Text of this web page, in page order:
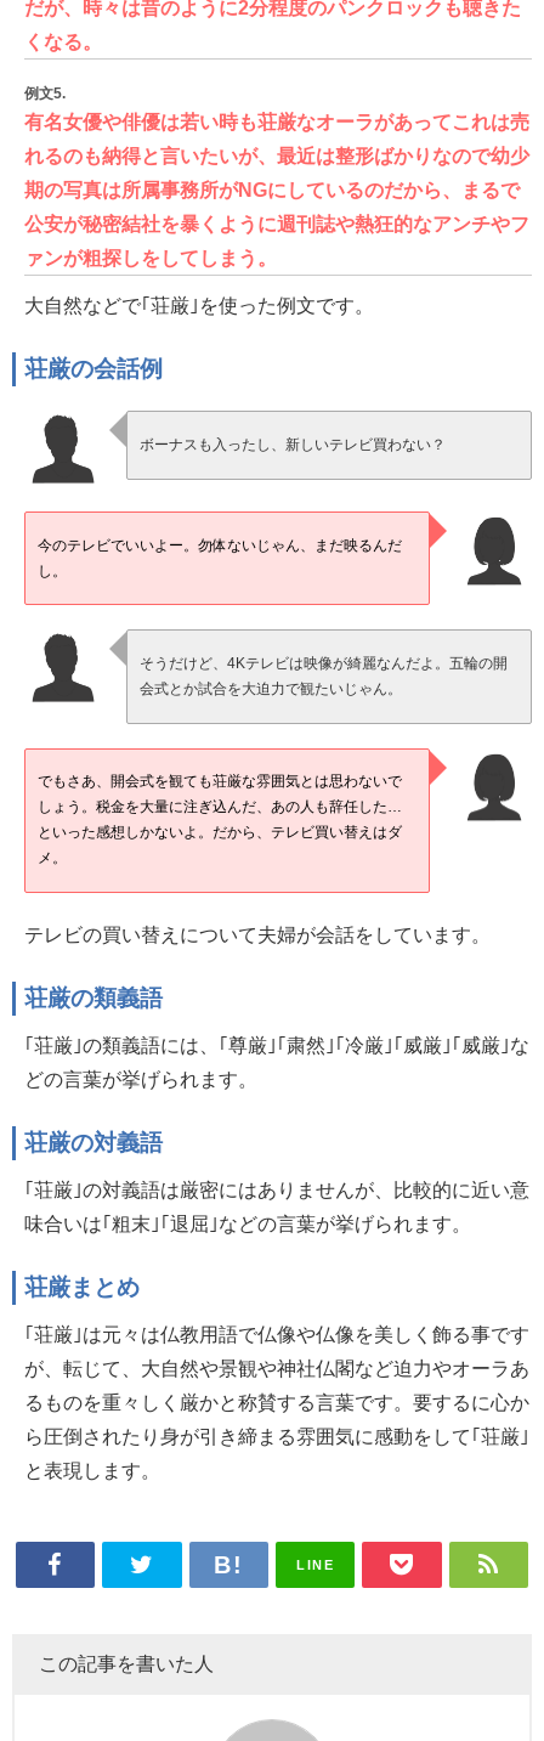
だが、時々は昔のように2分程度のパンクロックも聴きた
くなる。
例文5.
有名女優や俳優は若い時も荘厳なオーラがあってこれは売
れるのも納得と言いたいが、最近は整形ばかりなので幼少
期の写真は所属事務所がNGにしているのだから、まるで
公安が秘密結社を暴くように週刊誌や熱狂的なアンチやフ
ァンが粗探しをしてしまう。
大自然などで｢荘厳｣を使った例文です。
荘厳の会話例
ボーナスも入ったし、新しいテレビ買わない？
今のテレビでいいよー。勿体ないじゃん、まだ映るんだ
し。
そうだけど、4Kテレビは映像が綺麗なんだよ。五輪の開
会式とか試合を大迫力で観たいじゃん。
でもさあ、開会式を観ても荘厳な雰囲気とは思わないで
しょう。税金を大量に注ぎ込んだ、あの人も辞任した…
といった感想しかないよ。だから、テレビ買い替えはダ
メ。
テレビの買い替えについて夫婦が会話をしています。
荘厳の類義語
｢荘厳｣の類義語には、｢尊厳｣｢粛然｣｢冷厳｣｢威厳｣｢威厳｣な
どの言葉が挙げられます。
荘厳の対義語
｢荘厳｣の対義語は厳密にはありませんが、比較的に近い意
味合いは｢粗末｣｢退屈｣などの言葉が挙げられます。
荘厳まとめ
｢荘厳｣は元々は仏教用語で仏像や仏像を美しく飾る事です
が、転じて、大自然や景観や神社仏閣など迫力やオーラあ
るものを重々しく厳かと称賛する言葉です。要するに心か
ら圧倒されたり身が引き締まる雰囲気に感動をして｢荘厳｣
と表現します。
LINE
この記事を書いた人